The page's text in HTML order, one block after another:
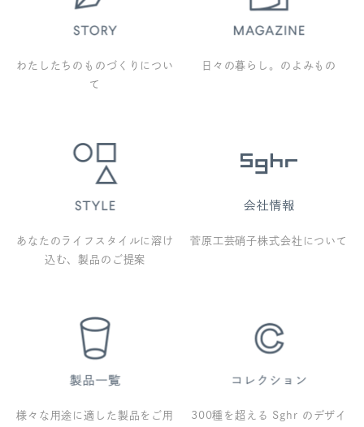
わたしたちのものづくりについ
て
日々の暮らし。のよみもの
あなたのライフスタイルに溶け
込む、製品のご提案
菅原工芸硝子株式会社について
様々な用途に適した製品をご用
300種を超える Sghr のデザイ